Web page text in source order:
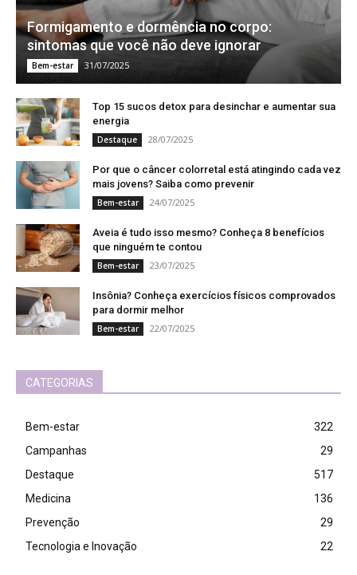
Formigamento e dormência no corpo:
sintomas que você não deve ignorar
Bem-estar 31/07/2025
Top 15 sucos detox para desinchar e aumentar sua
energia
Destaque 28/07/2025
Por que o câncer colorretal está atingindo cada vez
mais jovens? Saiba como prevenir
Bem-estar 24/07/2025
Aveia é tudo isso mesmo? Conheça 8 benefícios
que ninguém te contou
Bem-estar 23/07/2025
Insônia? Conheça exercícios físicos comprovados
para dormir melhor
Bem-estar 22/07/2025
CATEGORIAS
Bem-estar
322
Campanhas
29
Destaque
517
Medicina
136
Prevenção
29
Tecnologia e Inovação
22